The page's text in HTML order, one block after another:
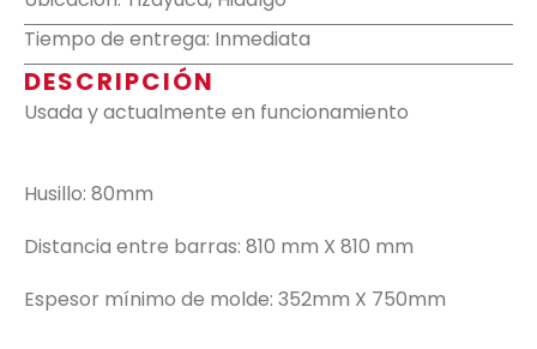
Tiempo de entrega: Inmediata
DESCRIPCIÓN
Usada y actualmente en funcionamiento
Husillo: 80mm
Distancia entre barras: 810 mm X 810 mm
Espesor mínimo de molde: 352mm X 750mm